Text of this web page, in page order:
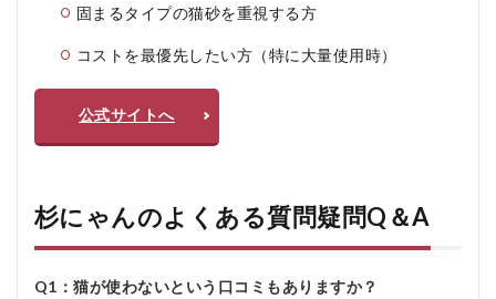
固まるタイプの猫砂を重視する方
コストを最優先したい方（特に大量使用時）
公式サイトへ
杉にゃんのよくある質問疑問Q＆A
Q1：猫が使わないという口コミもありますか？